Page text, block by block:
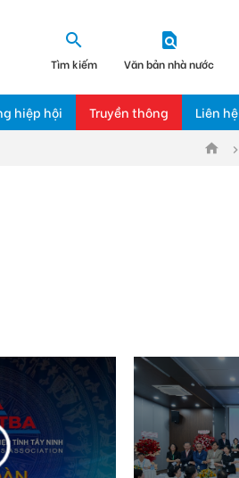
Tìm kiếm Văn bản nhà nước
hiệp hội Truyền thông Liên hệ